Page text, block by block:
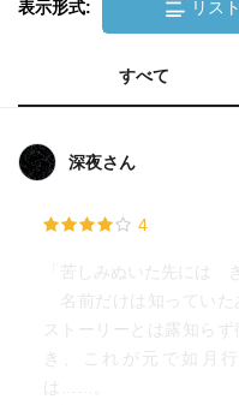
表示形式: リスト
すべて
深夜さん
4
「苦しみぬいた先には
名前だけは知っていた
ストーリーとは露知ら
き、これが元で如月
は……。